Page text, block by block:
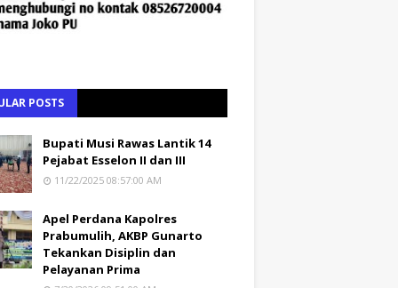
POSTS
Bupati Musi Rawas Lantik 14
Pejabat Esselon II dan III
11/22/2025 08:57:00 AM
Apel Perdana Kapolres
Prabumulih, AKBP Gunarto
Tekankan Disiplin dan
Pelayanan Prima